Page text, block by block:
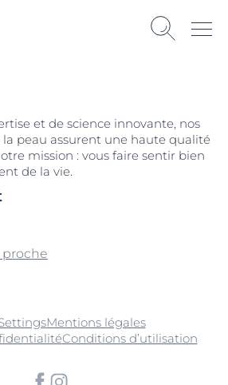
et de science innovante, nos
peau assurent une haute qualité
mission : vous faire sentir bien
de la vie.
proche
Mentions légales
Conditions d’utilisation